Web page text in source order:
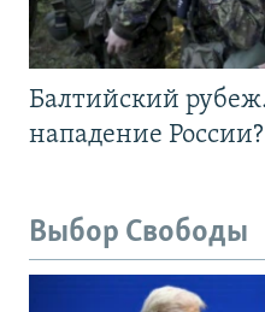
Балтийский
нападение России?
Выбор Свободы